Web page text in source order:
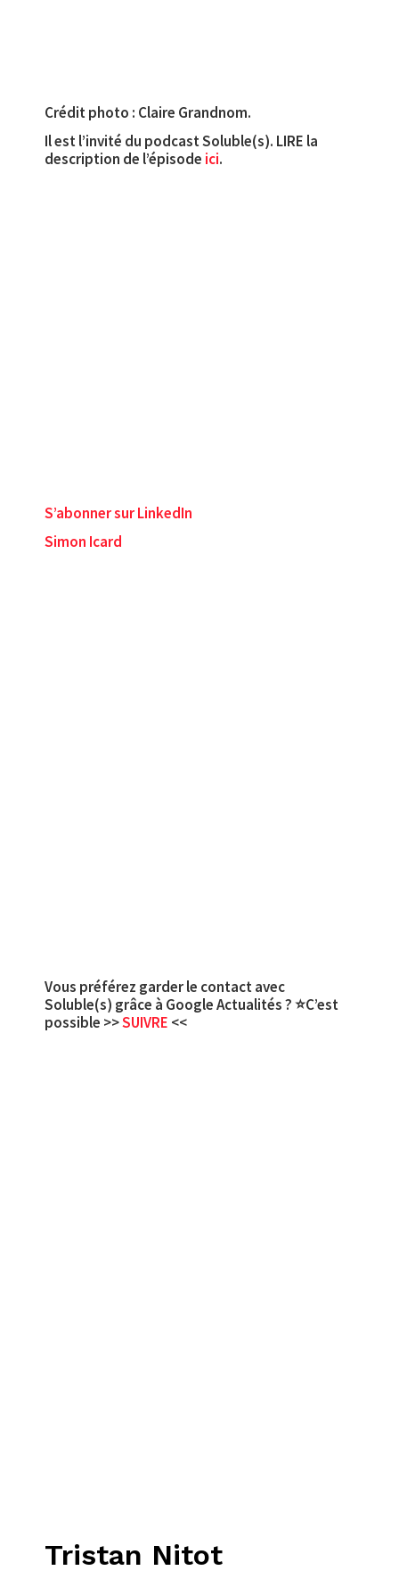
Crédit photo : Claire Grandnom.
Il est l’invité du podcast Soluble(s). LIRE la
description de l’épisode ici.
S’abonner sur LinkedIn
Simon Icard
Vous préférez garder le contact avec
Soluble(s) grâce à Google Actualités ? ⭐C’est
possible >>SUIVRE <<
Tristan Nitot